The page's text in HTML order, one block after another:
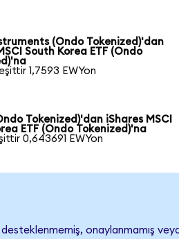
(Ondo Tokenized)'dan
South Korea ETF (Ondo
1,7593 EWYon
Tokenized)'dan iShares MSCI
ETF (Ondo Tokenized)'na
0,643691 EWYon
onaylanmamış